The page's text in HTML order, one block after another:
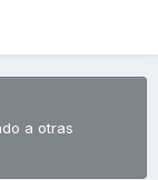
a otras